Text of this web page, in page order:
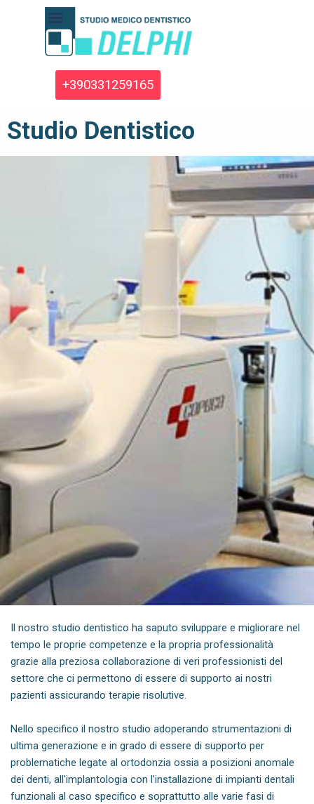
Vai ai contenuti
Salta menù
+390331259165
Studio Dentistico
Il nostro studio dentistico ha saputo sviluppare e migliorare nel
tempo le proprie competenze e la propria professionalità
grazie alla preziosa collaborazione di veri professionisti del
settore che ci permettono di essere di supporto ai nostri
pazienti assicurando terapie risolutive.
Nello specifico il nostro studio adoperando strumentazioni di
ultima generazione e in grado di essere di supporto per
problematiche legate al ortodonzia ossia a posizioni anomale
dei denti, all'implantologia con l'installazione di impianti dentali
funzionali al caso specifico e soprattutto alle varie fasi di